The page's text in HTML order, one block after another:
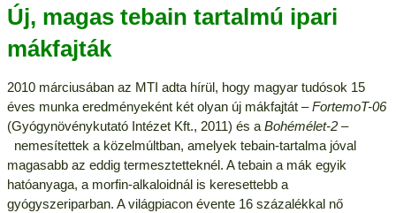
Új, magas tebain tartalmú ipari
mákfajták
2010 márciusában az MTI adta hírül, hogy magyar tudósok 15
éves munka eredményeként két olyan új mákfajtát –FortemoT-06
(Gyógynövénykutató Intézet Kft., 2011) és a Bohémélet-2–
nemesítettek a közelmúltban, amelyek tebain-tartalma jóval
magasabb az eddig termesztetteknél. A tebain a mák egyik
hatóanyaga, a morfin-alkaloidnál is keresettebb a
gyógyszeriparban. A világpiacon évente 16 százalékkal nő